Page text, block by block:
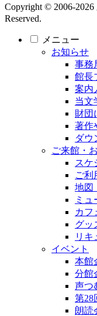
Copyright © 2006-
Reserved.
メニュー
お知らせ
事務
館長
案内
当文
財団
著作
ダウ
ご来館・
スケ
ご利
地図
ミ
カフ
グッ
リキ
イベント
本館
分館
声つ
第28
朗読